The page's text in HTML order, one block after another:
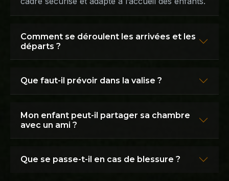
Comment se déroulent les arrivées et les
départs ?
Que faut-il prévoir dans la valise ?
Mon enfant peut-il partager sa chambre
avec un ami ?
Que se passe-t-il en cas de blessure ?